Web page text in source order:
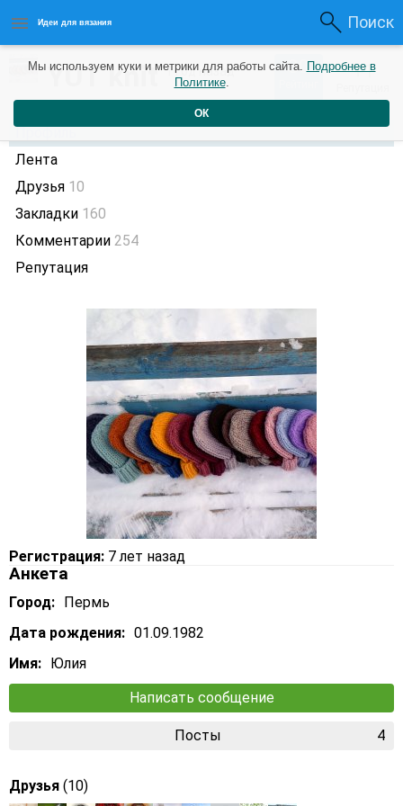
Идеи для вязания Поиск
YUT knit1 год назад 80 +1
Профиль
Лента
Друзья 10
Закладки 160
Комментарии 254
Репутация
Регистрация: 7 лет назад
Анкета
Город: Пермь
Дата рождения: 01.09.1982
Имя: Юлия
Написать сообщение
Посты 4
Друзья (10)
Мы используем куки и метрики для работы сайта. Подробнее в
Политике.
ОК